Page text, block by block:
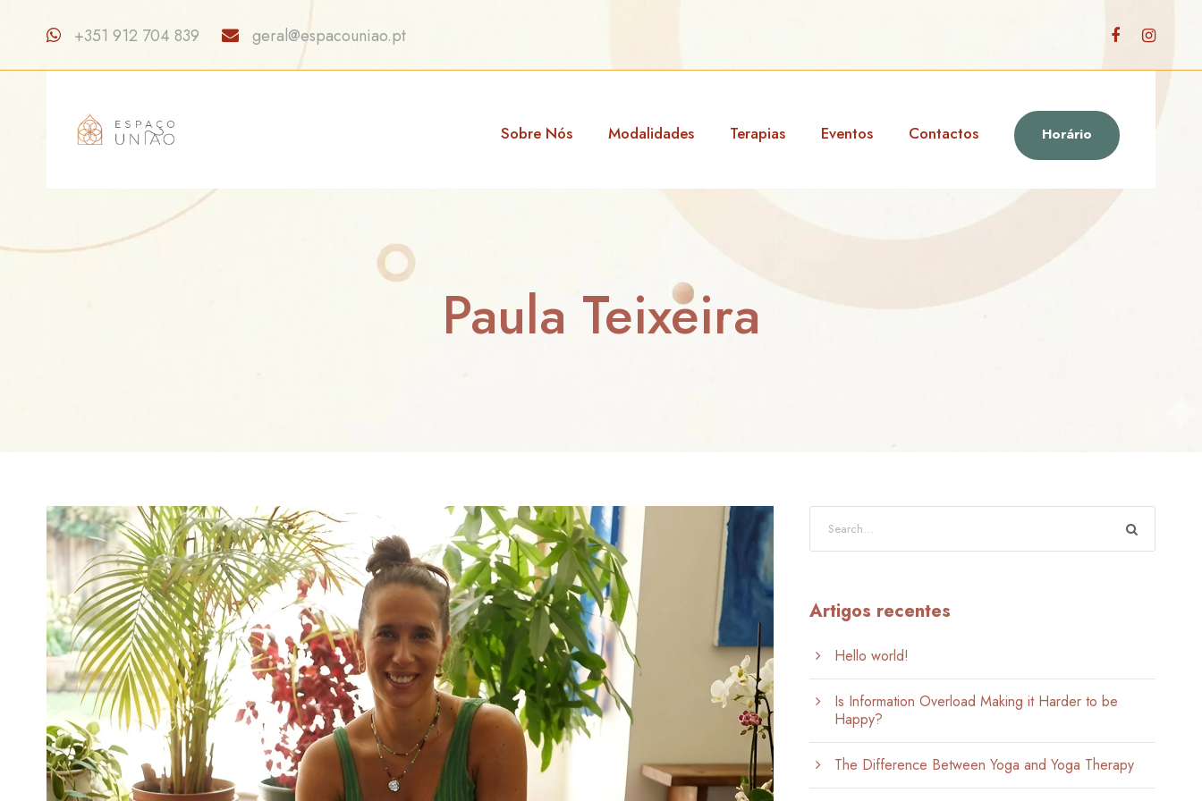
+351 912 704 839 geral@espacouniao.pt
Sobre Nós Modalidades Terapias Eventos Contactos Horário
Paula Teixeira
Artigos recentes
Hello world!
Is Information Overload Making it Harder to be
Happy?
The Difference Between Yoga and Yoga Therapy